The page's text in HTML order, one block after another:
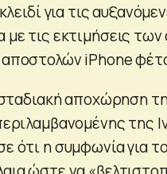
για τις
τις εκτιμήσεις
iPhone
σταδιακή αποχώρηση
της
ότι η συμφωνία για